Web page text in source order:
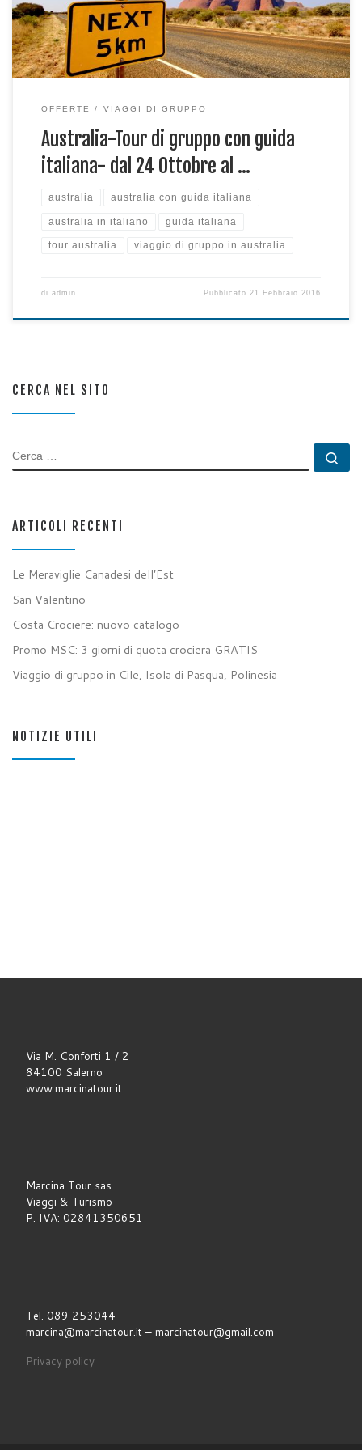
OFFERTE VIAGGI DI GRUPPO
Australia-Tour di gruppo con guida
italiana- dal 24 Ottobre al …
australia australia con guida italiana
australia in italiano guida italiana
tour australia viaggio di gruppo in australia
di admin Pubblicato21 Febbraio 2016
CERCA NEL SITO
CERCA
ARTICOLI RECENTI
Le Meraviglie Canadesi dell’Est
San Valentino
Costa Crociere: nuovo catalogo
Promo MSC: 3 giorni di quota crociera GRATIS
Viaggio di gruppo in Cile, Isola di Pasqua, Polinesia
NOTIZIE UTILI
Via M. Conforti 1 / 2
84100 Salerno
www.marcinatour.it
Marcina Tour sas
Viaggi & Turismo
P. IVA: 02841350651
Tel. 089 253044
marcina@marcinatour.it – marcinatour@gmail.com
Privacy policy